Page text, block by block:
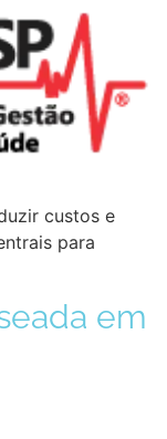
custos e
para
em